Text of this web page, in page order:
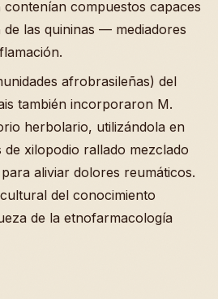
compuestos capaces
las quininas — mediadores
afrobrasileñas) del
también incorporaron M.
herbolario, utilizándola en
de xilopodio rallado mezclado
aliviar dolores reumáticos.
del conocimiento
de la etnofarmacología